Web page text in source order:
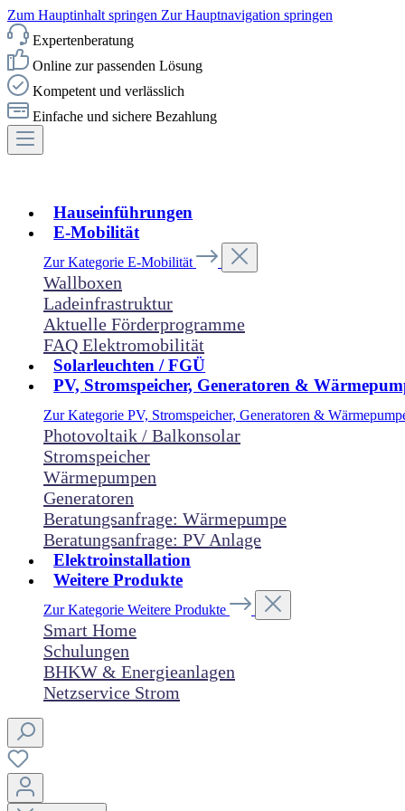
Zum Hauptinhalt springen Zur Hauptnavigation springen
Expertenberatung
Online zur passenden Lösung
Kompetent und verlässlich
Einfache und sichere Bezahlung
Hauseinführungen
E-Mobilität
Zur Kategorie E-Mobilität
Wallboxen
Ladeinfrastruktur
Aktuelle Förderprogramme
FAQ Elektromobilität
Solarleuchten / FGÜ
PV, Stromspeicher, Generatoren &
Zur Kategorie PV, Stromspeicher, Generatoren &
Photovoltaik / Balkonsolar
Stromspeicher
Wärmepumpen
Generatoren
Beratungsanfrage: Wärmepumpe
Beratungsanfrage: PV Anlage
Elektroinstallation
Weitere Produkte
Zur Kategorie Weitere Produkte
Smart Home
Schulungen
BHKW & Energieanlagen
Netzservice Strom